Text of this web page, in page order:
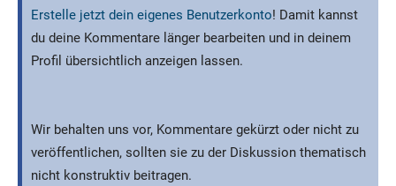
Erstelle jetzt dein eigenes Benutzerkonto! Damit kannst
du deine Kommentare länger bearbeiten und in deinem
Profil übersichtlich anzeigen lassen.
Wir behalten uns vor, Kommentare gekürzt oder nicht zu
veröffentlichen, sollten sie zu der Diskussion thematisch
nicht konstruktiv beitragen.